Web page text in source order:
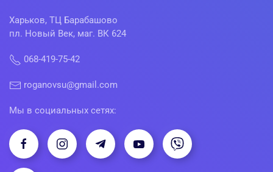
Харьков, ТЦ Барабашово
пл. Новый Век, маг. ВК 624
068-419-75-42
roganovsu@gmail.com
Мы в социальных сетях: